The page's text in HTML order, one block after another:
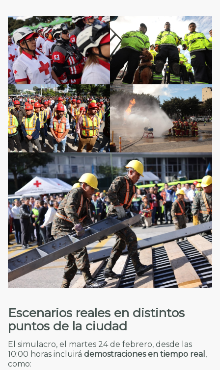
Escenarios reales en distintos
puntos de la ciudad
El simulacro, el martes 24 de febrero, desde las
10:00 horas incluirá demostraciones en tiempo real ,
como: